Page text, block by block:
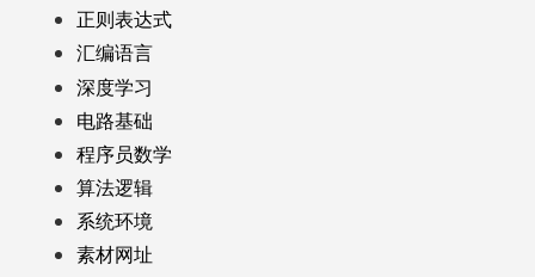
正则表达式
汇编语言
深度学习
电路基础
程序员数学
算法逻辑
系统环境
素材网址